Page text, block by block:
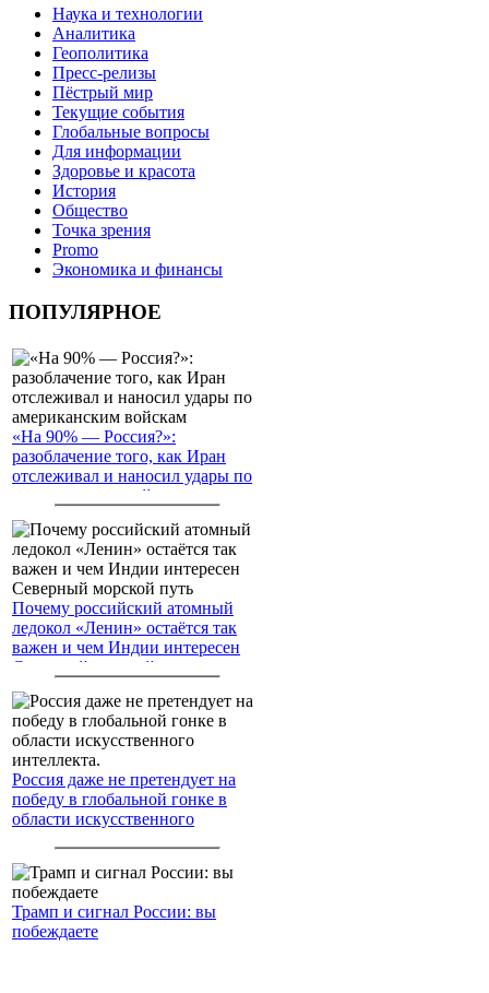
Наука и технологии
Аналитика
Геополитика
Пресс-релизы
Пёстрый мир
Текущие события
Глобальные вопросы
Для информации
Здоровье и красота
История
Общество
Точка зрения
Promo
Экономика и финансы
ПОПУЛЯРНОЕ
«На 90% — Россия?»:
разоблачение того, как Иран
отслеживал и наносил удары по
американским войскам
Почему российский атомный
ледокол «Ленин» остаётся так
важен и чем Индии интересен
Северный морской путь
Россия даже не претендует на
победу в глобальной гонке в
области искусственного
Трамп и сигнал России: вы
побеждаете